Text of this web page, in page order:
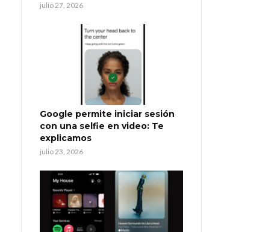
julio 27, 2026
Google permite iniciar sesión
con una selfie en video: Te
explicamos
julio 23, 2026